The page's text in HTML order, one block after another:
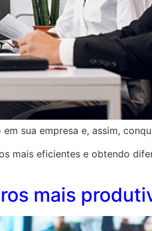
sua empresa e, assim,
mais eficientes e obtendo
mais